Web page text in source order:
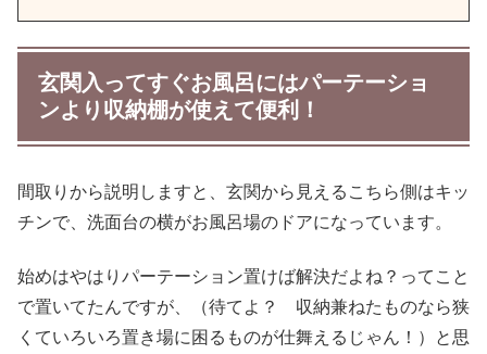
め光回線と対応エリアや工事について
紹介
合はどうなる？会費や役員などトラブ
ル１つのメリットもあり
鉄筋コンクリート古い団地の寒さ対策
｜手軽な工夫で暖かく
玄関入ってすぐお風呂にはパーテーショ
ンより収納棚が使えて便利！
間取りから説明しますと、玄関から見えるこちら側はキッ
チンで、洗面台の横がお風呂場のドアになっています。
始めはやはりパーテーション置けば解決だよね？ってこと
で置いてたんですが、（待てよ？ 収納兼ねたものなら狭
くていろいろ置き場に困るものが仕舞えるじゃん！）と思